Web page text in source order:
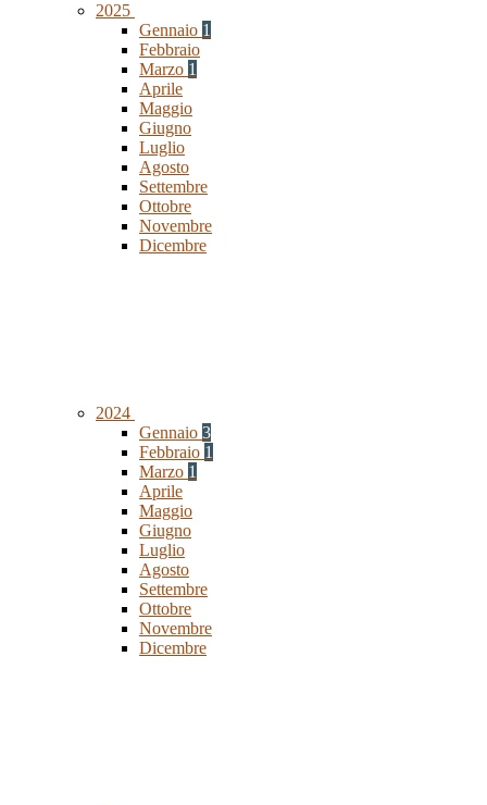
2025
Gennaio 1
Febbraio
Marzo 1
Aprile
Maggio
Giugno
Luglio
Agosto
Settembre
Ottobre
Novembre
Dicembre
2024
Gennaio 3
Febbraio 1
Marzo 1
Aprile
Maggio
Giugno
Luglio
Agosto
Settembre
Ottobre
Novembre
Dicembre